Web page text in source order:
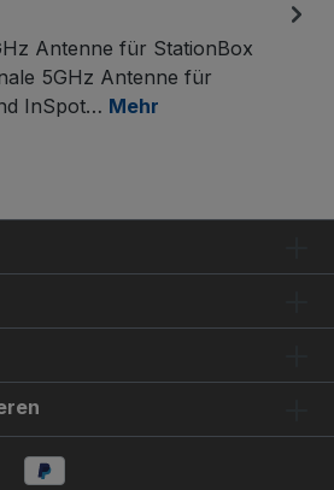
Antenne für StationBox
5GHz Antenne für
InSpot… Mehr